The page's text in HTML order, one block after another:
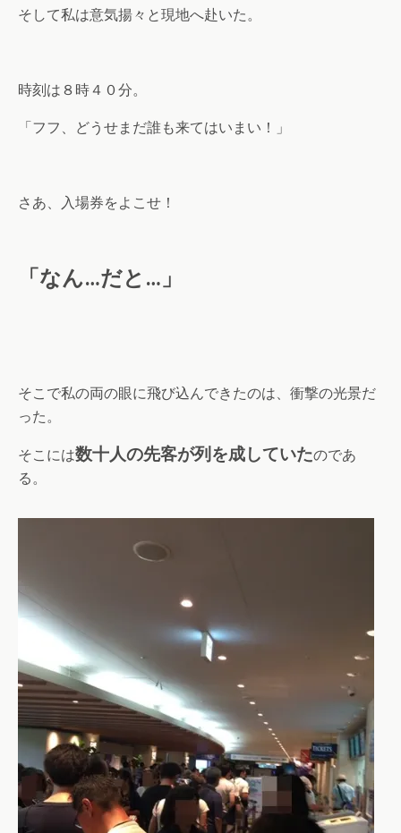
そして私は意気揚々と現地へ赴いた。
時刻は８時４０分。
「フフ、どうせまだ誰も来てはいまい！」
さあ、入場券をよこせ！
「なん…だと…」
そこで私の両の眼に飛び込んできたのは、衝撃の光景だ
った。
そこには数十人の先客が列を成していたのであ
る。